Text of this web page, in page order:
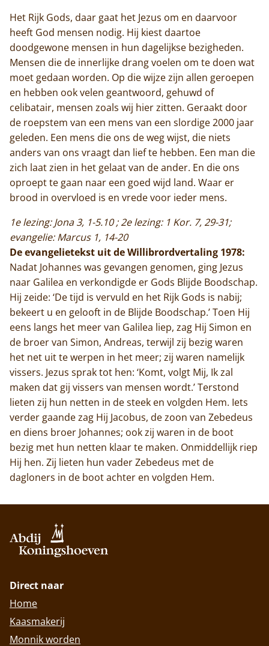
Het Rijk Gods, daar gaat het Jezus om en daarvoor
heeft God mensen nodig. Hij kiest daartoe
doodgewone mensen in hun dagelijkse bezigheden.
Mensen die de innerlijke drang voelen om te doen wat
moet gedaan worden. Op die wijze zijn allen geroepen
en hebben ook velen geantwoord, gehuwd of
celibatair, mensen zoals wij hier zitten. Geraakt door
de roepstem van een mens van een slordige 2000 jaar
geleden. Een mens die ons de weg wijst, die niets
anders van ons vraagt dan lief te hebben. Een man die
zich laat zien in het gelaat van de ander. En die ons
oproept te gaan naar een goed wijd land. Waar er
brood in overvloed is en vrede voor ieder mens.
1e lezing: Jona 3, 1-5.10 ; 2e lezing: 1 Kor. 7, 29-31;
evangelie: Marcus 1, 14-20
De evangelietekst uit de Willibrordvertaling 1978:
Nadat Johannes was gevangen genomen, ging Jezus
naar Galilea en verkondigde er Gods Blijde Boodschap.
Hij zeide: ‘De tijd is vervuld en het Rijk Gods is nabij;
bekeert u en gelooft in de Blijde Boodschap.’ Toen Hij
eens langs het meer van Galilea liep, zag Hij Simon en
de broer van Simon, Andreas, terwijl zij bezig waren
het net uit te werpen in het meer; zij waren namelijk
vissers. Jezus sprak tot hen: ‘Komt, volgt Mij, Ik zal
maken dat gij vissers van mensen wordt.’ Terstond
lieten zij hun netten in de steek en volgden Hem. Iets
verder gaande zag Hij Jacobus, de zoon van Zebedeus
en diens broer Johannes; ook zij waren in de boot
bezig met hun netten klaar te maken. Onmiddellijk riep
Hij hen. Zij lieten hun vader Zebedeus met de
dagloners in de boot achter en volgden Hem.
Direct naar
Home
Kaasmakerij
Monnik worden